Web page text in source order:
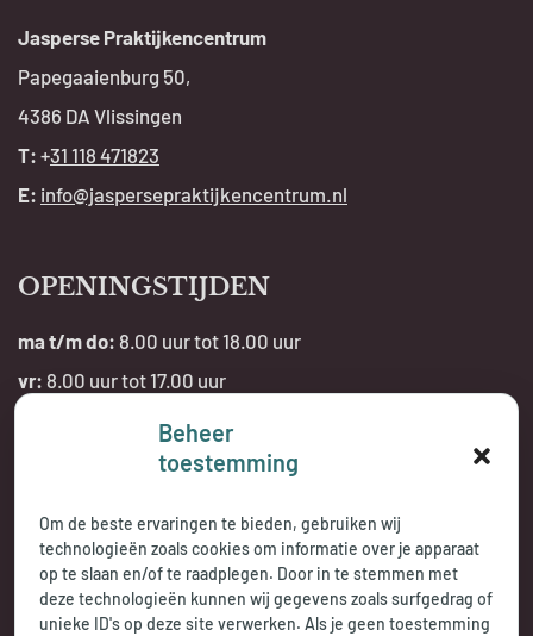
Beheer
toestemming
Om de beste ervaringen te bieden, gebruiken wij
technologieën zoals cookies om informatie over je apparaat
op te slaan en/of te raadplegen. Door in te stemmen met
deze technologieën kunnen wij gegevens zoals surfgedrag of
unieke ID's op deze site verwerken. Als je geen toestemming
Jasperse Praktijkencentrum
Papegaaienburg 50,
4386 DA Vlissingen
T: +31 118 471823
E: info@jaspersepraktijkencentrum.nl
OPENINGSTIJDEN
ma t/m do: 8.00 uur tot 18.00 uur
vr: 8.00 uur tot 17.00 uur
Telefonisch bereikbaar: